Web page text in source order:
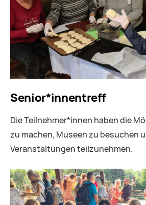
Senior*innentreff
Die Teilnehmer*innen haben die
zu machen, Museen zu besuchen
Veranstaltungen teilzunehmen.